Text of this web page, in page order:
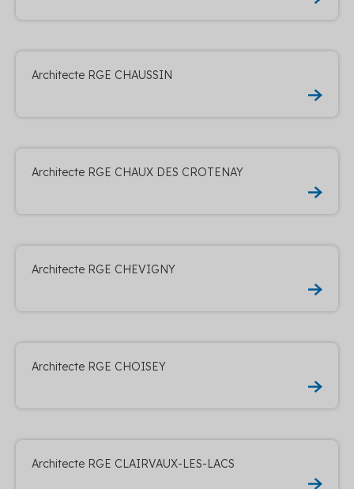
Architecte RGE CHAUSSIN
Architecte RGE CHAUX DES CROTENAY
Architecte RGE CHEVIGNY
Architecte RGE CHOISEY
Architecte RGE CLAIRVAUX-LES-LACS